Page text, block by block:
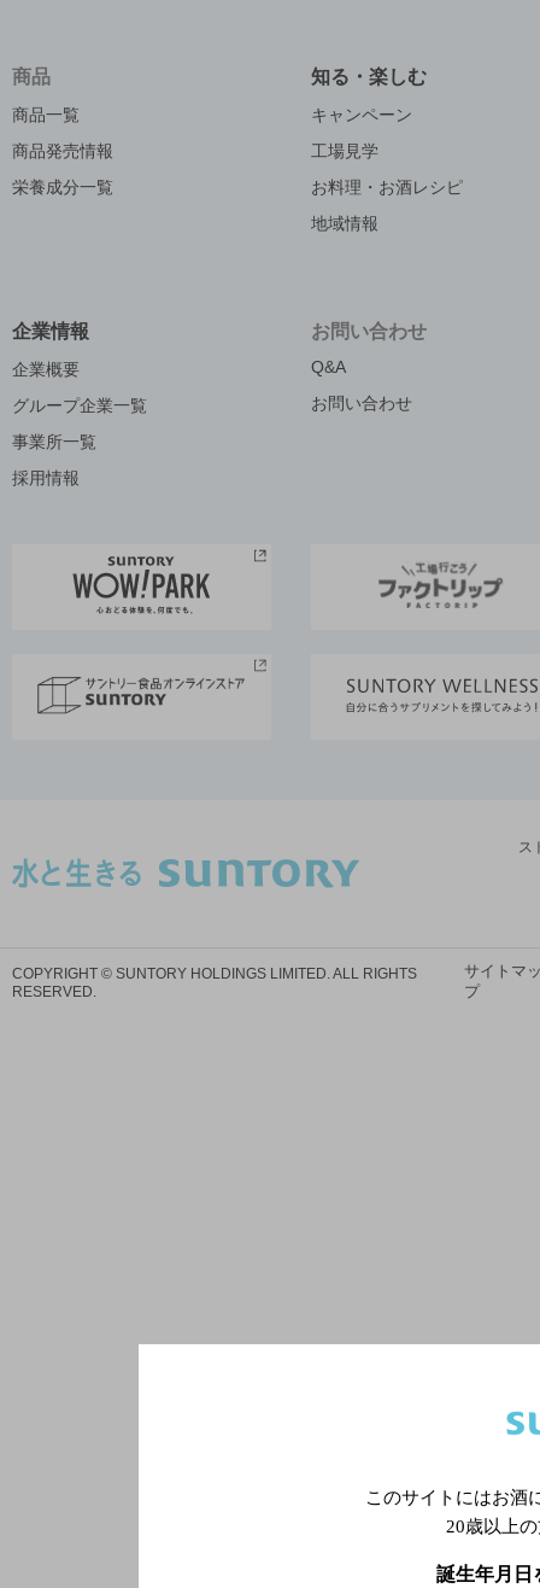
商品
商品一覧
商品発売情報
栄養成分一覧
知る・楽しむ
キャンペーン
工場見学
お料理・お酒レシピ
地域情報
企業情報
企業概要
グループ企業一覧
事業所一覧
採用情報
お問い合わせ
Q&A
お問い合わせ
ス
COPYRIGHT © SUNTORY HOLDINGS LIMITED.ALL RIGHTS
RESERVED.
サイトマ
プ
このサイトにはお酒
20歳以上
誕生年月日